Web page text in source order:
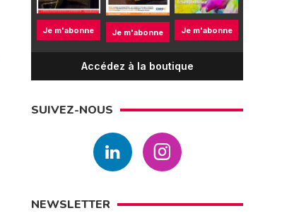
Je m'abonne Je m'abonne Je m'abonne
Accédez à la boutique
SUIVEZ-NOUS
NEWSLETTER